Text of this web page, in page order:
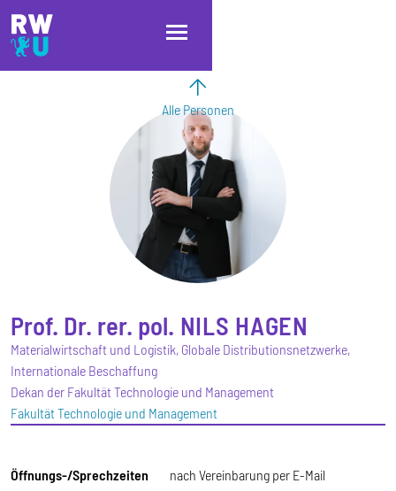
Direkt zum Inhalt
Direkt zur Hauptnavigation
Direkt zum Fußbereich
Alle Personen
Prof. Dr. rer. pol. NILS HAGEN
Materialwirtschaft und Logistik, Globale Distributionsnetzwerke,
Internationale Beschaffung
Dekan der Fakultät Technologie und Management
Fakultät Technologie und Management
Öffnungs-/Sprechzeiten nach Vereinbarung per E-Mail